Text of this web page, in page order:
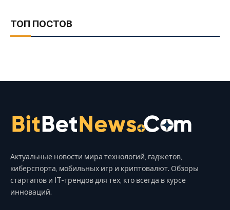
ТОП ПОСТОВ
Актуальные новости мира технологий, гаджетов,
киберспорта, мобильных игр и криптовалют. Обзоры
стартапов и IT-трендов для тех, кто всегда в курсе
инноваций.